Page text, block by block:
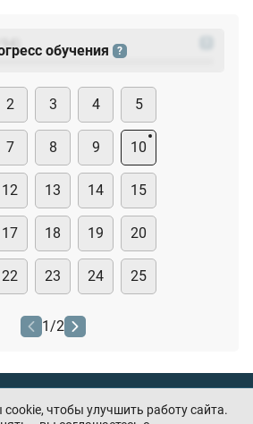
обучения ?
2 3 4 5
7 8 9 10
12 13 14 15
17 18 19 20
22 23 24 25
1/2
чтобы улучшить работу сайта.